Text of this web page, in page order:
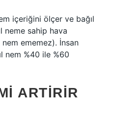
içeriğini ölçer ve bağıl
neme sahip hava
ememez). İnsan
nem %40 ile %60
ARTIRIR